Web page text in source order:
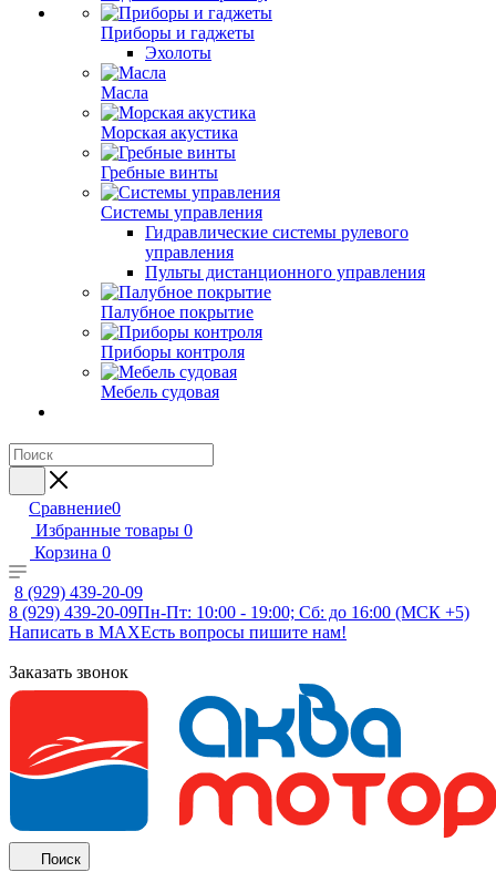
Приборы и гаджеты
Эхолоты
Масла
Морская акустика
Гребные винты
Системы управления
Гидравлические системы рулевого
управления
Пульты дистанционного управления
Палубное покрытие
Приборы контроля
Мебель судовая
Сравнение0
Избранные товары 0
Корзина 0
8 (929) 439-20-09
8 (929) 439-20-09Пн-Пт: 10:00 - 19:00; Сб: до 16:00 (МСК +5)
Написать в MAXЕсть вопросы пишите нам!
Заказать звонок
Поиск